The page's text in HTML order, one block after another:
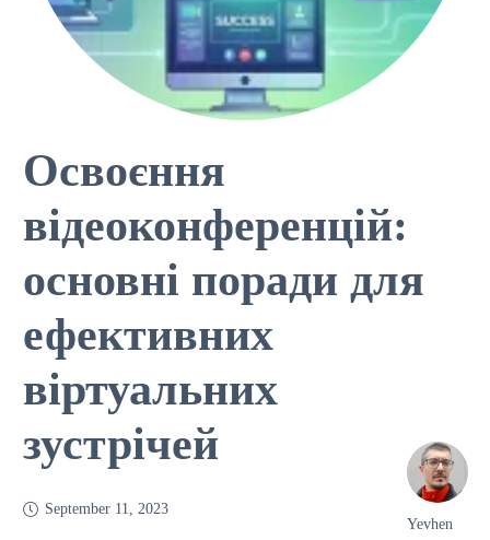
Освоєння
відеоконференцій:
основні поради для
ефективних
віртуальних
зустрічей
September 11, 2023
Yevhen